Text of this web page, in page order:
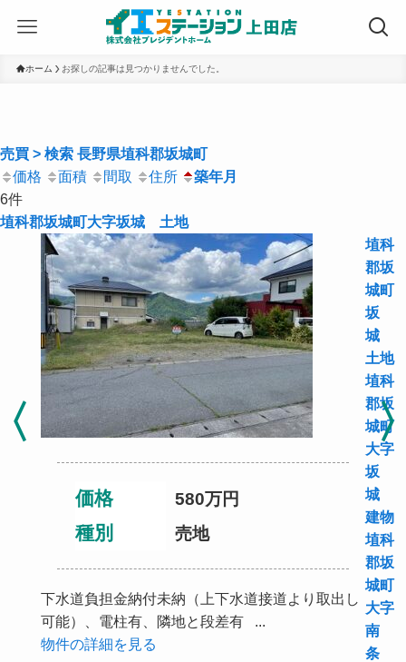
ホーム お探しの記事は見つかりませんでした。
売買 > 検索 長野県埴科郡坂城町
価格
面積 間取 住所
築年月
6件
埴科郡坂城町大字坂城 土地
価格 580万円
種別 売地
下水道負担金納付未納（上下水道接道より取出し
可能）、電柱有、隣地と段差有 ...
物件の詳細を見る
埴科
郡坂
城町
坂
城
土地
埴科
郡坂
城町
大字
坂
城
建物
埴科
郡坂
城町
大字
南
条